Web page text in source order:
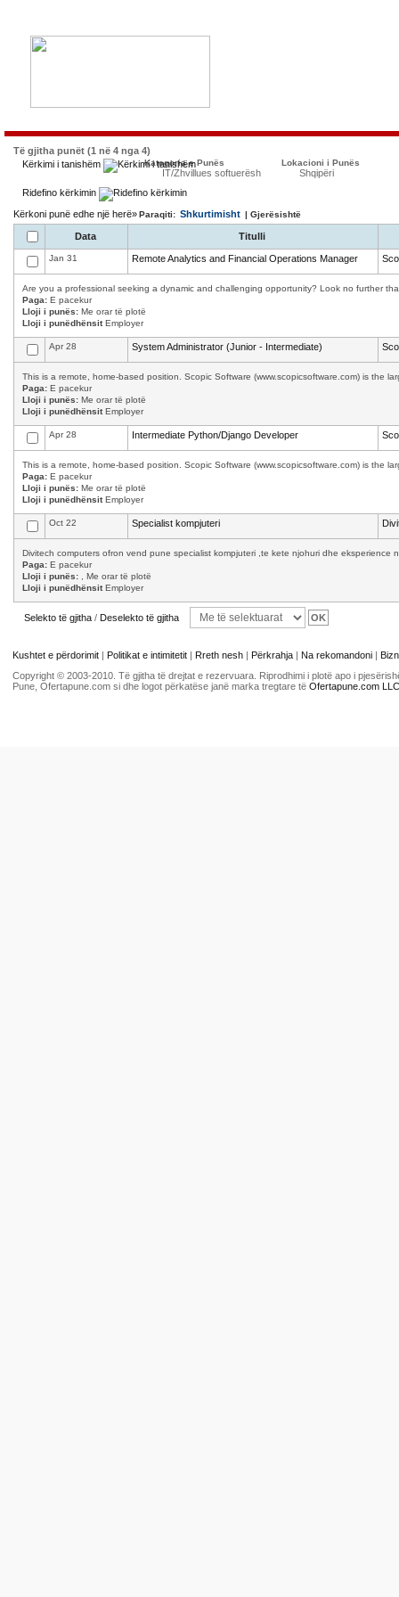
Të gjitha punët (1 në 4 nga 4)
Kërkimi i tanishëm
Kategoria e Punës
IT/Zhvillues softuerësh
Lokacioni i Punës
Shqipëri
Ridefino kërkimin
Kërkoni punë edhe një herë»Paraqiti: Shkurtimisht | Gjerësishtë
Data Titulli
Jan 31 Remote Analytics and Financial Operations Manager
Are you a professional seeking a dynamic and challenging opportunity? Look no further
Paga: E pacekur
Lloji i punës: Me orar të plotë
Lloji i punëdhënsitEmployer
Apr 28 System Administrator (Junior - Intermediate)
This is a remote, home-based position. Scopic Software (www.scopicsoftware.com) is the
Paga: E pacekur
Lloji i punës: Me orar të plotë
Lloji i punëdhënsitEmployer
Apr 28 Intermediate Python/Django Developer
This is a remote, home-based position. Scopic Software (www.scopicsoftware.com) is the
Paga: E pacekur
Lloji i punës: Me orar të plotë
Lloji i punëdhënsitEmployer
Oct 22 Specialist kompjuteri
Divitech computers ofron vend pune specialist kompjuteri ,te kete njohuri dhe eksperience
Paga: E pacekur
Lloji i punës: , Me orar të plotë
Lloji i punëdhënsitEmployer
Selekto të gjitha / Deselekto të gjitha
Kushtet e përdorimit | Politikat e intimitetit | Rreth nesh | Përkrahja | Na rekomandoni |
Copyright © 2003-2010. Të gjitha të drejtat e rezervuara. Riprodhimi i plotë apo i
Pune, Ofertapune.com si dhe logot përkatëse janë marka tregtare të Ofertapune.com LLC